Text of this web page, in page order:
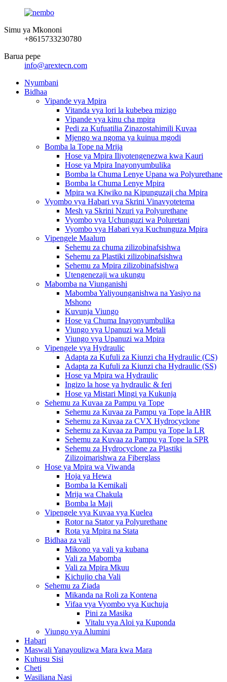
Simu ya Mkononi
+8615733230780
Barua pepe
info@arextecn.com
Nyumbani
Bidhaa
Vipande vya Mpira
Vitanda vya lori la kubebea mizigo
Vipande vya kinu cha mpira
Pedi za Kufuatilia Zinazostahimili Kuvaa
Mjengo wa ngoma ya kuinua mgodi
Bomba la Tope na Mrija
Hose ya Mpira Iliyotengenezwa kwa Kauri
Hose ya Mpira Inayonyumbulika
Bomba la Chuma Lenye Upana wa Polyurethane
Bomba la Chuma Lenye Mpira
Mpira wa Kiwiko na Kipunguzaji cha Mpira
Vyombo vya Habari vya Skrini Vinavyotetema
Mesh ya Skrini Nzuri ya Polyurethane
Vyombo vya Uchunguzi wa Poluretani
Vyombo vya Habari vya Kuchunguza Mpira
Vipengele Maalum
Sehemu za chuma zilizobinafsishwa
Sehemu za Plastiki zilizobinafsishwa
Sehemu za Mpira zilizobinafsishwa
Utengenezaji wa ukungu
Mabomba na Viunganishi
Mabomba Yaliyounganishwa na Yasiyo na
Mshono
Kuvunja Viungo
Hose ya Chuma Inayonyumbulika
Viungo vya Upanuzi wa Metali
Viungo vya Upanuzi wa Mpira
Vipengele vya Hydraulic
Adapta za Kufuli za Kiunzi cha Hydraulic (CS)
Adapta za Kufuli za Kiunzi cha Hydraulic (SS)
Hose ya Mpira wa Hydraulic
Ingizo la hose ya hydraulic & feri
Hose ya Mistari Mingi ya Kukunja
Sehemu za Kuvaa za Pampu ya Tope
Sehemu za Kuvaa za Pampu ya Tope la AHR
Sehemu za Kuvaa za CVX Hydrocyclone
Sehemu za Kuvaa za Pampu ya Tope la LR
Sehemu za Kuvaa za Pampu ya Tope la SPR
Sehemu za Hydrocyclone za Plastiki
Zilizoimarishwa za Fiberglass
Hose ya Mpira wa Viwanda
Hoja ya Hewa
Bomba la Kemikali
Mrija wa Chakula
Bomba la Maji
Vipengele vya Kuvaa vya Kuelea
Rotor na Stator ya Polyurethane
Rota ya Mpira na Stata
Bidhaa za vali
Mikono ya vali ya kubana
Vali za Mabomba
Vali za Mpira Mkuu
Kichujio cha Vali
Sehemu za Ziada
Mikanda na Roli za Kontena
Vifaa vya Vyombo vya Kuchuja
Pini za Masika
Vitalu vya Aloi ya Kuponda
Viungo vya Alumini
Habari
Maswali Yanayoulizwa Mara kwa Mara
Kuhusu Sisi
Cheti
Wasiliana Nasi